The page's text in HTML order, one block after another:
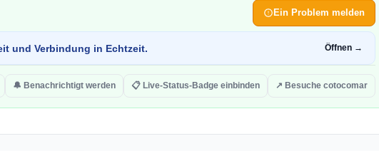
Ein Problem melden
und Verbindung in Echtzeit. Öffnen →
🔔 Benachrichtigt werden 📋 Live-Status-Badge einbinden ↗ Besuche cotocomar